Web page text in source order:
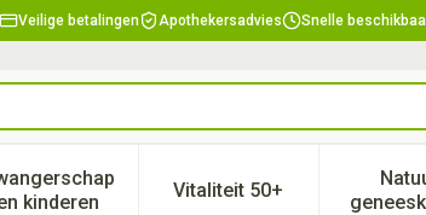
Veilige betalingen Apothekersadvies Snelle
en hygiëne categorie
Dieet, voeding en vitamines categorie
kinderen
Toon submenu voor Zwangerschap en
Vitaliteit 50+Toon submenu voor